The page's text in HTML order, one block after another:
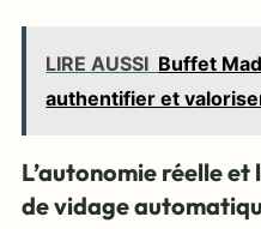
LIRE AUSSI Buffet
authentifier et
L’autonomie réelle
de vidage